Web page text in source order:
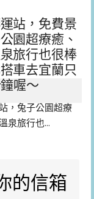
站，免費景
園超療癒、
旅行也很棒
車去宜蘭只
喔～
，兔子公園超療
泉旅行也...
的信箱